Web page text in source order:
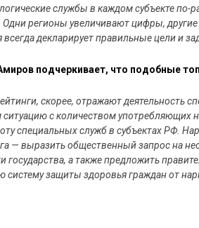
службы в каждом субъекте
Одни регионы увеличивают цифры,
всегда декларирует правильные цели и
подчеркивает, что подобные
скорее, отражают деятельность
ситуацию с количеством употребляющих
специальных служб в субъектах РФ.
— выразить общественный запрос на
государства, а также предложить
систему защиты здоровья граждан от